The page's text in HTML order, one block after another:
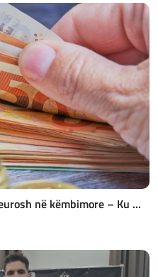
në këmbimore – Ku ...